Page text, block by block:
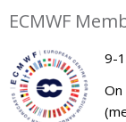
ECMWF
9-